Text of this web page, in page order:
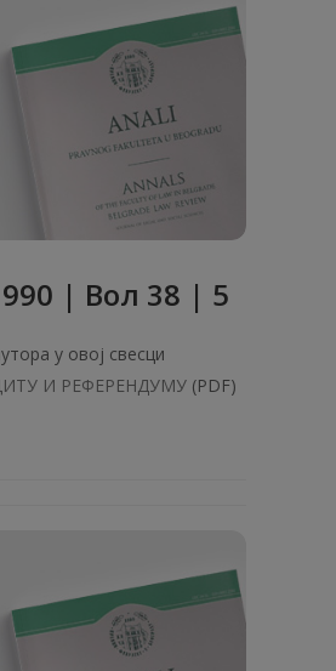
| Вол 38 | 5
у овој свесци
И РЕФЕРЕНДУМУ (PDF)